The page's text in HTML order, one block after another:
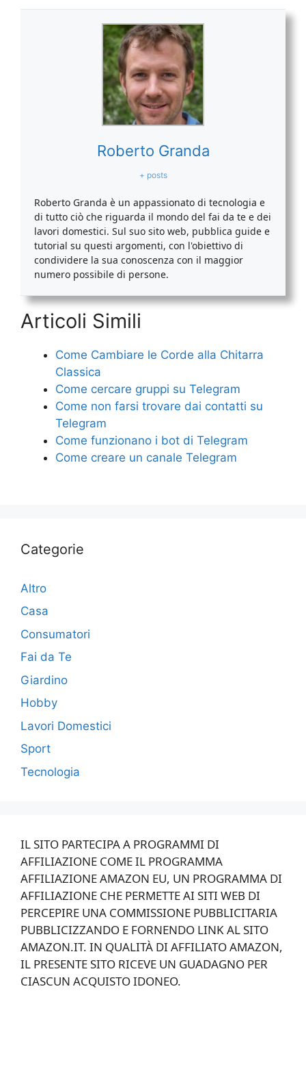
Roberto Granda
+ posts
Roberto Granda è un appassionato di tecnologia e
di tutto ciò che riguarda il mondo del fai da te e dei
lavori domestici. Sul suo sito web, pubblica guide e
tutorial su questi argomenti, con l'obiettivo di
condividere la sua conoscenza con il maggior
numero possibile di persone.
Articoli Simili
Come Cambiare le Corde alla Chitarra
Classica
Come cercare gruppi su Telegram​
​Come non farsi trovare dai contatti su
Telegram​
​Come funzionano i bot di Telegram​
​Come creare un canale Telegram​
Categorie
Altro
Casa
Consumatori
Fai da Te
Giardino
Hobby
Lavori Domestici
Sport
Tecnologia
IL SITO PARTECIPA A PROGRAMMI DI
AFFILIAZIONE COME IL PROGRAMMA
AFFILIAZIONE AMAZON EU, UN PROGRAMMA DI
AFFILIAZIONE CHE PERMETTE AI SITI WEB DI
PERCEPIRE UNA COMMISSIONE PUBBLICITARIA
PUBBLICIZZANDO E FORNENDO LINK AL SITO
AMAZON.IT. IN QUALITÀ DI AFFILIATO AMAZON,
IL PRESENTE SITO RICEVE UN GUADAGNO PER
CIASCUN ACQUISTO IDONEO.